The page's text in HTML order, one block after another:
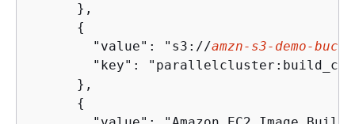
      },
{
        "value": "s3://
amzn-s3-demo-
"key":
      },
{